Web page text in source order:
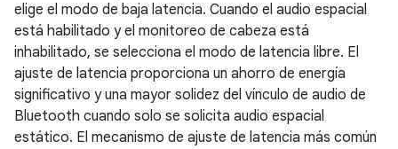
elige el modo de baja latencia. Cuando el audio espacial
está habilitado y el monitoreo de cabeza está
inhabilitado, se selecciona el modo de latencia libre. El
ajuste de latencia proporciona un ahorro de energía
significativo y una mayor solidez del vínculo de audio de
Bluetooth cuando solo se solicita audio espacial
estático. El mecanismo de ajuste de latencia más común